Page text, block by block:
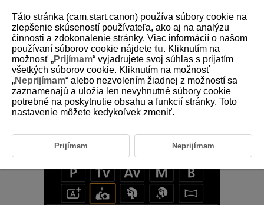
D375-048
Autoportrét
Snímajte s nastaveniami optimalizovanými pre autoportrétové zábery.
Pretočte obrazovku smerom k sebe.
Táto stránka (cam.start.canon) používa súbory cookie na
zlepšenie skúseností používateľa, ako aj na analýzu
činnosti a zdokonalenie stránky. Viac informácií o našom
používaní súborov cookie nájdete tu. Kliknutím na
možnosť „Prijímam“ vyjadrujete svoj súhlas s prijatím
všetkých súborov cookie. Kliknutím na možnosť
„Neprijímam“ alebo nezvolením žiadnej z možností sa
zaznamenajú a uložia len nevyhnutné súbory cookie
potrebné na poskytnutie obsahu a funkcií stránky. Toto
nastavenie môžete kedykoľvek zmeniť.
Prijímam Neprijímam